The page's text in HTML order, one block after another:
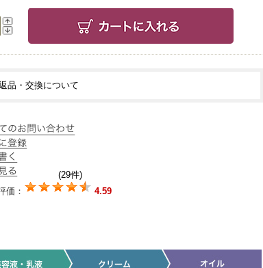
品・交換について
(29件)
価：
4.59